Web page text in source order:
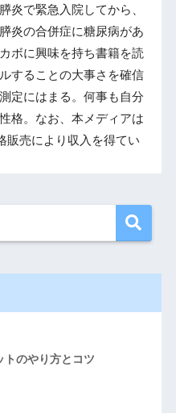
炎で緊急入院してから、
炎の合併症に糖尿病があ
ボに興味を持ち書籍を読
することの大事さを確信
定にはまる。何事も自分
格。なお、本メディアは
販売により収入を得てい
トのやり方とコツ